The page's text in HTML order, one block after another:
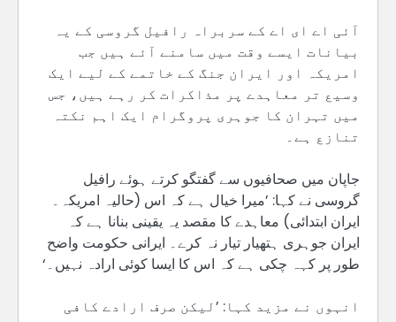
آئی اے ای اے کے سربراہ رافیل گروسی کے یہ
بیانات ایسے وقت میں سامنے آئے ہیں جب
امریکہ اور ایران جنگ کے خاتمے کے لیے ایک
وسیع تر معاہدے پر مذاکرات کر رہے ہیں، جس
میں تہران کا جوہری پروگرام ایک اہم نکتہ
تنازع ہے۔
جاپان میں صحافیوں سے گفتگو کرتے ہوئے رافیل
گروسی نے کہا: ’میرا خیال ہے کہ اس (حالیہ امریکہ۔
ایران ابتدائی) معاہدے کا مقصد یہ یقینی بنانا ہے کہ
ایران جوہری ہتھیار تیار نہ کرے۔ ایرانی حکومت واضح
طور پر کہہ چکی ہے کہ اس کا ایسا کوئی ارادہ نہیں۔‘
انہوں نے مزید کہا: ’لیکن صرف ارادے کافی